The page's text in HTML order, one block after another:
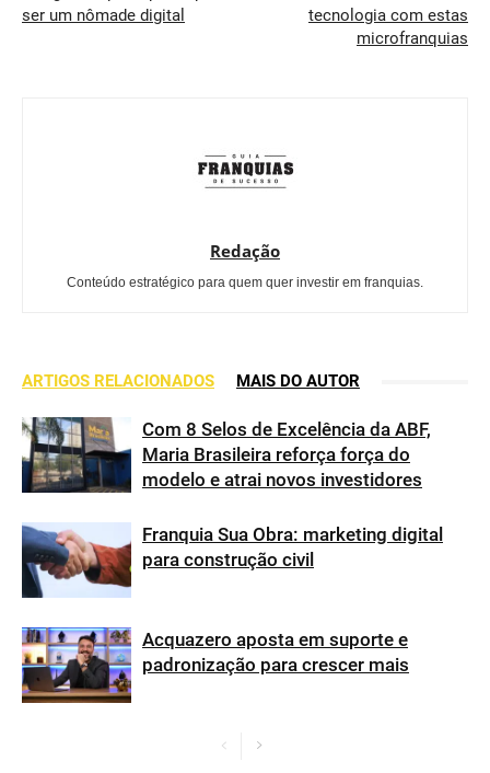
ser um nômade digital
tecnologia com estas
microfranquias
Redação
Conteúdo estratégico para quem quer investir em franquias.
ARTIGOS RELACIONADOS MAIS DO AUTOR
Com 8 Selos de Excelência da ABF,
Maria Brasileira reforça força do
modelo e atrai novos investidores
Franquia Sua Obra: marketing digital
para construção civil
Acquazero aposta em suporte e
padronização para crescer mais